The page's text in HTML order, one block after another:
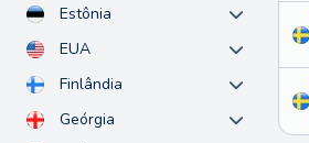
Estônia
EUA
Finlândia
Geórgia